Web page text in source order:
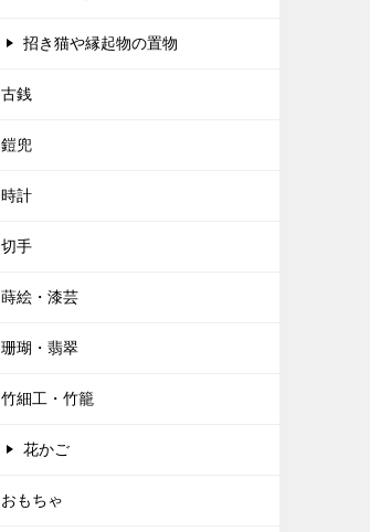
招き猫や縁起物の置物
古銭
鎧兜
時計
切手
蒔絵・漆芸
珊瑚・翡翠
竹細工・竹籠
花かご
おもちゃ